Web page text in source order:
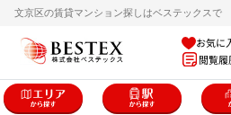
文京区の賃貸マンション探しはベステックスで
お気に
閲覧